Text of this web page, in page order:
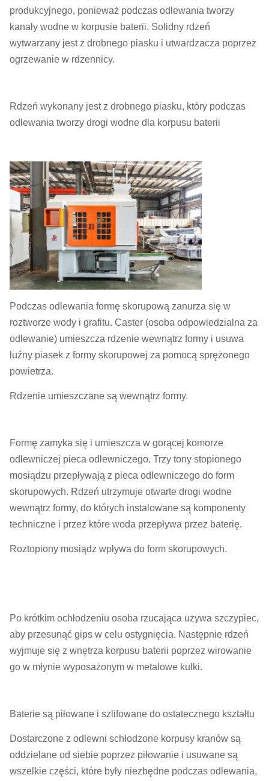
produkcyjnego, ponieważ podczas odlewania tworzy
kanały wodne w korpusie baterii. Solidny rdzeń
wytwarzany jest z drobnego piasku i utwardzacza poprzez
ogrzewanie w rdzennicy.
Rdzeń wykonany jest z drobnego piasku, który podczas
odlewania tworzy drogi wodne dla korpusu baterii
Podczas odlewania formę skorupową zanurza się w
roztworze wody i grafitu. Caster (osoba odpowiedzialna za
odlewanie) umieszcza rdzenie wewnątrz formy i usuwa
luźny piasek z formy skorupowej za pomocą sprężonego
powietrza.
Rdzenie umieszczane są wewnątrz formy.
Formę zamyka się i umieszcza w gorącej komorze
odlewniczej pieca odlewniczego. Trzy tony stopionego
mosiądzu przepływają z pieca odlewniczego do form
skorupowych. Rdzeń utrzymuje otwarte drogi wodne
wewnątrz formy, do których instalowane są komponenty
techniczne i przez które woda przepływa przez baterię.
Roztopiony mosiądz wpływa do form skorupowych.
Po krótkim ochłodzeniu osoba rzucająca używa szczypiec,
aby przesunąć gips w celu ostygnięcia. Następnie rdzeń
wyjmuje się z wnętrza korpusu baterii poprzez wirowanie
go w młynie wyposażonym w metalowe kulki.
Baterie są piłowane i szlifowane do ostatecznego kształtu
Dostarczone z odlewni schłodzone korpusy kranów są
oddzielane od siebie poprzez piłowanie i usuwane są
wszelkie części, które były niezbędne podczas odlewania,